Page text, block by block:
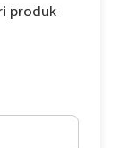
produk